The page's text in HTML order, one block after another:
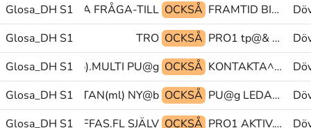
Glosa_DH S1
NEHEJ(J) KOSTA FRÅGA-TILL OCKSÅ FRAMTID BIDRAG PLUS
Glosa_DH S1
TRO OCKSÅ PRO1 tp@& FÖRUT
Glosa_DH S1
KOMMA-DIT(Lb).MULTI PU@g OCKSÅ KONTAKTA^NÄT NY@b ANSIKTE(L)
Glosa_DH S1
VÄXA-UPP UTAN(ml) NY@b OCKSÅ PU@g LEDA-TILL PRO1
Glosa_DH S1
MÅNGA TRÄFFAS.FL SJÄLV OCKSÅ PRO1 AKTIV.GÖRA PEK>pekf